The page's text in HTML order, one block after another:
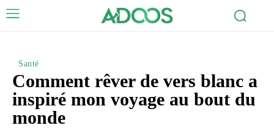
Santé
Comment rêver de vers blanc a
inspiré mon voyage au bout du
monde